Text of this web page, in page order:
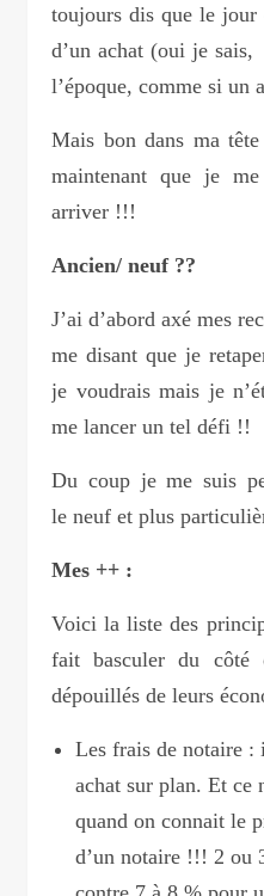
toujours dis que le
d’un achat (oui je
l’époque, comme si un
Mais bon dans ma
maintenant que je
arriver !!!
Ancien/ neuf ??
J’ai d’abord axé mes
me disant que je
je voudrais mais je
me lancer un tel défi !!
Du coup je me suis
le neuf et plus
Mes ++ :
Voici la liste des
fait basculer du côté
dépouillés de leurs
Les frais de notaire :
achat sur plan. Et ce
quand on connait le
d’un notaire !!! 2 ou